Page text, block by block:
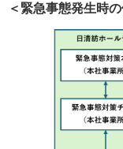
＜緊急事態発生時